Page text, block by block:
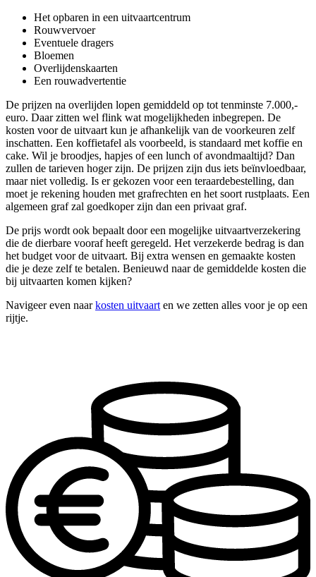
Het opbaren in een uitvaartcentrum
Rouwvervoer
Eventuele dragers
Bloemen
Overlijdenskaarten
Een rouwadvertentie
De prijzen na overlijden lopen gemiddeld op tot tenminste 7.000,-
euro. Daar zitten wel flink wat mogelijkheden inbegrepen. De
kosten voor de uitvaart kun je afhankelijk van de voorkeuren zelf
inschatten. Een koffietafel als voorbeeld, is standaard met koffie en
cake. Wil je broodjes, hapjes of een lunch of avondmaaltijd? Dan
zullen de tarieven hoger zijn. De prijzen zijn dus iets beïnvloedbaar,
maar niet volledig. Is er gekozen voor een teraardebestelling, dan
moet je rekening houden met grafrechten en het soort rustplaats. Een
algemeen graf zal goedkoper zijn dan een privaat graf.
De prijs wordt ook bepaalt door een mogelijke uitvaartverzekering
die de dierbare vooraf heeft geregeld. Het verzekerde bedrag is dan
het budget voor de uitvaart. Bij extra wensen en gemaakte kosten
die je deze zelf te betalen. Benieuwd naar de gemiddelde kosten die
bij uitvaarten komen kijken?
Navigeer even naarkosten uitvaart en we zetten alles voor je op een
rijtje.